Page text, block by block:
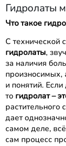
Гидролаты
Что такое
С технической
гидролаты,
за наличия
произносимых,
и понятий.
то гидролат –
дает
самом деле,
сам процесс